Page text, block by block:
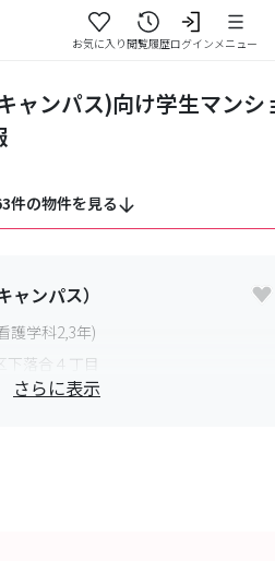
お気に入り閲覧履歴ログインメニュー
ャンパス)向け学生マンシ
件の物件を見る
ンパス）
護学科2,3年)
下落合４丁目
下落合駅 徒歩8分,西武新宿線 椎名
西口より 関東バス［丸山営業所 宿
さらに表示